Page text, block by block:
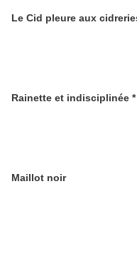
Le Cid pleure aux
Rainette et indisciplinée *
Maillot noir